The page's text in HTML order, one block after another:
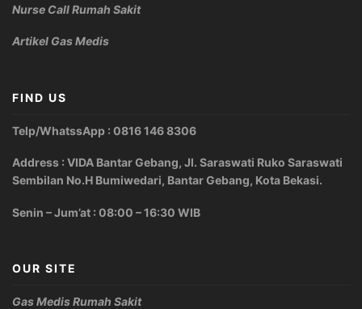
Nurse Call Rumah Sakit
Artikel Gas Medis
FIND US
Telp/WhatssApp : 0816 146 8306
Address : VIDA Bantar Gebang, Jl. Saraswati Ruko Saraswati
Sembilan No.H Bumiwedari, Bantar Gebang, Kota Bekasi.
Senin – Jum’at : 08:00 – 16:30 WIB
OUR SITE
Gas Medis Rumah Sakit